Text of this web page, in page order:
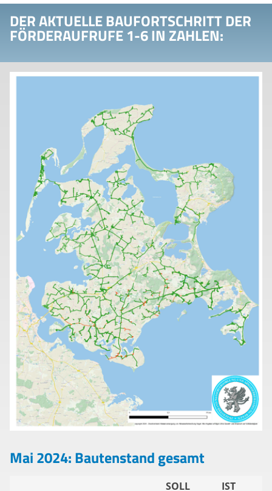
DER AKTUELLE BAUFORTSCHRITT DER
FÖRDERAUFRUFE 1-6 IN ZAHLEN:
Mai 2024: Bautenstand gesamt
SOLL IST